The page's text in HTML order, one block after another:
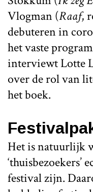
Vlogman (Raaf,
debuteren in
het vaste
interviewt Lotte
over de rol van
het boek.
Het is natuurlijk
‘thuisbezoekers’
festival zijn.